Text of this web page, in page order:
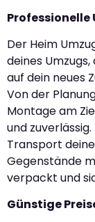
Der Heim
deines
auf dein neues
Von der
Montage am
und
Transport
Gegenstände
verpackt und
Günstige